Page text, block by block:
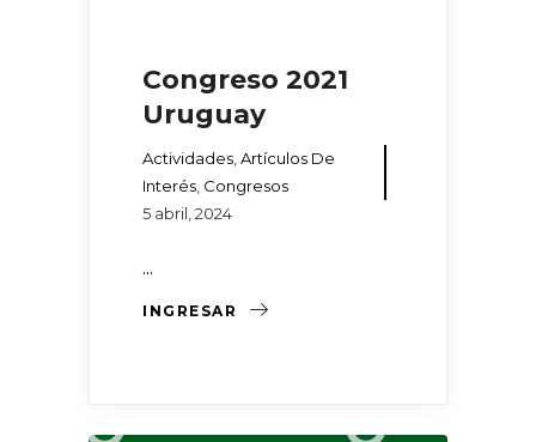
Congreso 2021
Uruguay
Actividades Artículos De
Interés Congresos
5 abril, 2024
...
INGRESAR